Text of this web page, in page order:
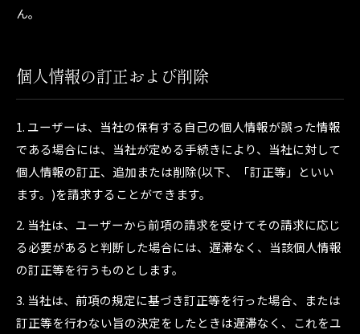
ん。
個人情報の訂正および削除
1. ユーザーは、当社の保有する自己の個人情報が誤った情報
である場合には、当社が定める手続きにより、当社に対して
個人情報の訂正、追加または削除(以下、「訂正等」といい
ます。)を請求することができます。
2. 当社は、ユーザーから前項の請求を受けてその請求に応じ
る必要があると判断した場合には、遅滞なく、当該個人情報
の訂正等を行うものとします。
3. 当社は、前項の規定に基づき訂正等を行った場合、または
訂正等を行わない旨の決定をしたときは遅滞なく、これをユ
ご応募はこちら